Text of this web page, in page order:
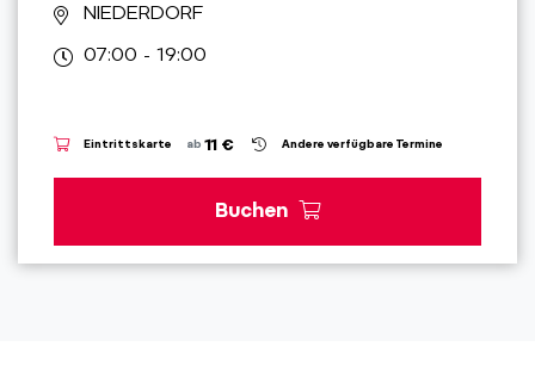
NIEDERDORF
07:00 - 19:00
Eintrittskarte ab 11 € Andere verfügbare Termine
Buchen